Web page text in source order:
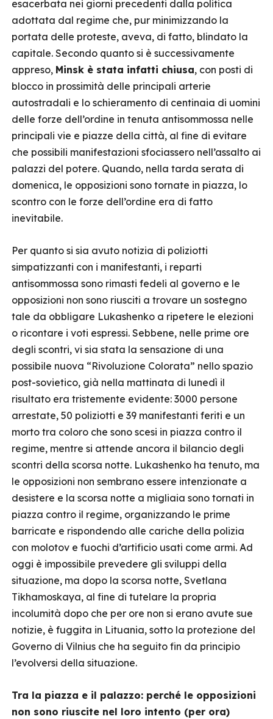
esacerbata nei giorni precedenti dalla politica
adottata dal regime che, pur minimizzando la
portata delle proteste, aveva, di fatto, blindato la
capitale. Secondo quanto si è successivamente
appreso, Minsk è stata infatti chiusa, con posti di
blocco in prossimità delle principali arterie
autostradali e lo schieramento di centinaia di uomini
delle forze dell’ordine in tenuta antisommossa nelle
principali vie e piazze della città, al fine di evitare
che possibili manifestazioni sfociassero nell’assalto ai
palazzi del potere. Quando, nella tarda serata di
domenica, le opposizioni sono tornate in piazza, lo
scontro con le forze dell’ordine era di fatto
inevitabile.
Per quanto si sia avuto notizia di poliziotti
simpatizzanti con i manifestanti, i reparti
antisommossa sono rimasti fedeli al governo e le
opposizioni non sono riusciti a trovare un sostegno
tale da obbligare Lukashenko a ripetere le elezioni
o ricontare i voti espressi. Sebbene, nelle prime ore
degli scontri, vi sia stata la sensazione di una
possibile nuova “Rivoluzione Colorata” nello spazio
post-sovietico, già nella mattinata di lunedì il
risultato era tristemente evidente: 3000 persone
arrestate, 50 poliziotti e 39 manifestanti feriti e un
morto tra coloro che sono scesi in piazza contro il
regime, mentre si attende ancora il bilancio degli
scontri della scorsa notte. Lukashenko ha tenuto, ma
le opposizioni non sembrano essere intenzionate a
desistere e la scorsa notte a migliaia sono tornati in
piazza contro il regime, organizzando le prime
barricate e rispondendo alle cariche della polizia
con molotov e fuochi d’artificio usati come armi. Ad
oggi è impossibile prevedere gli sviluppi della
situazione, ma dopo la scorsa notte, Svetlana
Tikhamoskaya, al fine di tutelare la propria
incolumità dopo che per ore non si erano avute sue
notizie, è fuggita in Lituania, sotto la protezione del
Governo di Vilnius che ha seguito fin da principio
l’evolversi della situazione.
Tra la piazza e il palazzo: perché le opposizioni
non sono riuscite nel loro intento (per ora)